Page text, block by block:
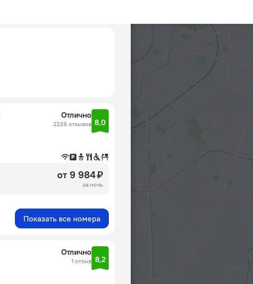
Отлично
2226 отзывов 8,0
от 9 984 ₽
за ночь
Показать все номера
Отлично
1 отзыв 8,2